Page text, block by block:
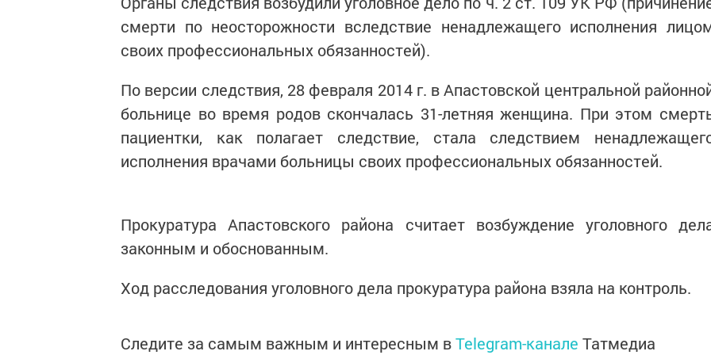
смерти по неосторожности вследствие ненадлежащего исполнения
своих профессиональных обязанностей).
По версии следствия, 28 февраля 2014 г. в Апастовской центральной
больнице во время родов скончалась 31-летняя женщина. При этом
пациентки, как полагает следствие, стала следствием
исполнения врачами больницы своих профессиональных обязанностей.
Прокуратура Апастовского района считает возбуждение уголовного
законным и обоснованным.
Ход расследования уголовного дела прокуратура района взяла на контроль.
Следите за самым важным и интересным вTelegram-канале Татмедиа